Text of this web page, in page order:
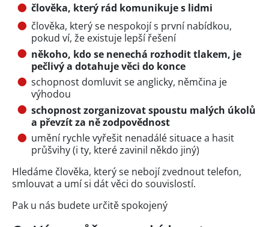
člověka, který rád komunikuje s lidmi
člověka, který se nespokojí s první nabídkou,
pokud ví, že existuje lepší řešení
někoho, kdo se nenechá rozhodit tlakem, je
pečlivý a dotahuje věci do konce
schopnost domluvit se anglicky, němčina je
výhodou
schopnost zorganizovat spoustu malých úkolů
a převzít za ně zodpovědnost
umění rychle vyřešit nenadálé situace a hasit
průšvihy (i ty, které zavinil někdo jiný)
Hledáme člověka, který se nebojí zvednout telefon,
smlouvat a umí si dát věci do souvislostí.
Pak u nás budete určitě spokojený